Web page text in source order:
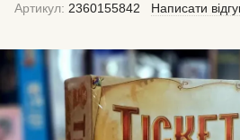
Артикул: 2360155842 Написати